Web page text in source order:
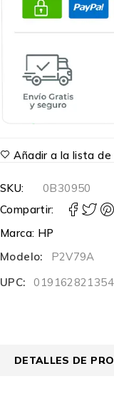
Añadir a la lista de
SKU:
0B30950
Compartir:
Marca: HP
Modelo:
P2V79A
UPC:
DETALLES DE